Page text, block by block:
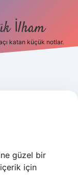
İlham
katan küçük notlar.
güzel bir
için